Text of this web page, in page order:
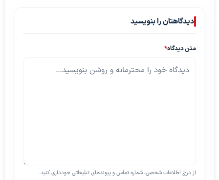
دیدگاهتان را بنویسید
متن دیدگاه*
از درج اطلاعات شخصی، شماره تماس و پیوندهای تبلیغاتی خودداری کنید.